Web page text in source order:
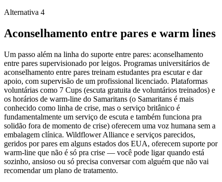
Alternativa 4
Aconselhamento entre pares e warm lines
Um passo além na linha do suporte entre pares: aconselhamento
entre pares supervisionado por leigos. Programas universitários de
aconselhamento entre pares treinam estudantes pra escutar e dar
apoio, com supervisão de um profissional licenciado. Plataformas
voluntárias como 7 Cups (escuta gratuita de voluntários treinados) e
os horários de warm-line do Samaritans (o Samaritans é mais
conhecido como linha de crise, mas o serviço britânico é
fundamentalmente um serviço de escuta e também funciona pra
solidão fora de momento de crise) oferecem uma voz humana sem a
embalagem clínica. Wildflower Alliance e serviços parecidos,
geridos por pares em alguns estados dos EUA, oferecem suporte por
warm-line que não é só pra crise — você pode ligar quando está
sozinho, ansioso ou só precisa conversar com alguém que não vai
recomendar um plano de tratamento.